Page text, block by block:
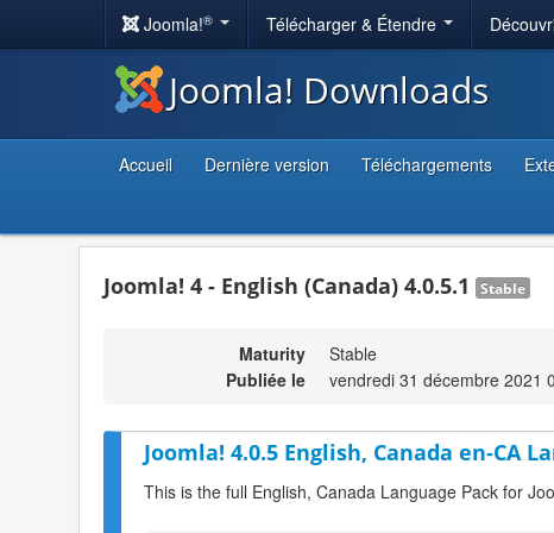
Joomla!® Télécharger & Étendre
Joomla! Downloads
Accueil Dernière version Téléchargements
Joomla! 4 - English (Canada) 4.0.5.1 Stable
Maturity
Stable
Publiée le
vendredi 31 décembre 2021
Joomla! 4.0.5 English, Canada en-CA
This is the full English, Canada Language Pack for